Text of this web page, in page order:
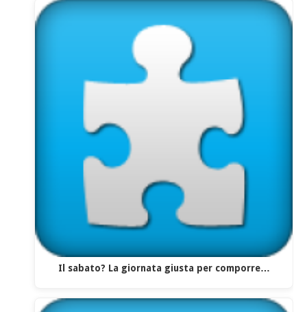
Il sabato? La giornata giusta per comporre…